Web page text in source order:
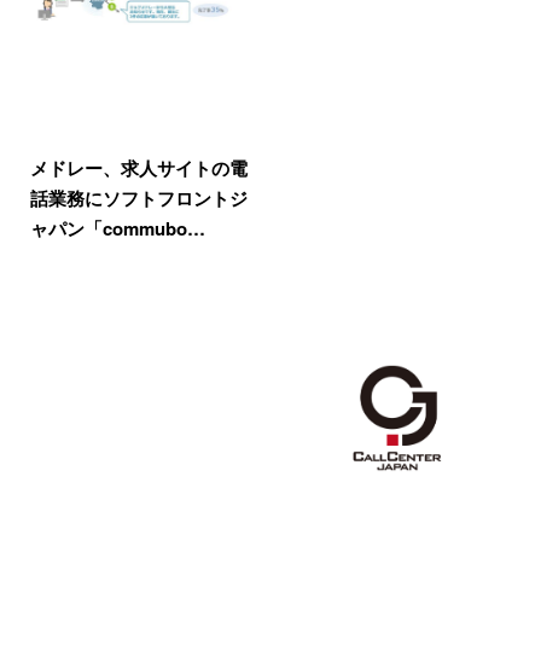
メドレー、求人サイトの電
話業務にソフトフロントジ
ャパン「commubo…